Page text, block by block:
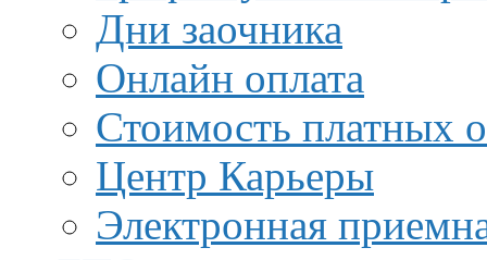
Дни заочника
Онлайн оплата
Стоимость платных
Центр Карьеры
Электронная